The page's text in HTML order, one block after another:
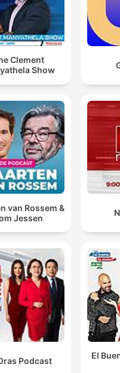
Clement
Show
van Rossem &
Jessen
Podcast
El